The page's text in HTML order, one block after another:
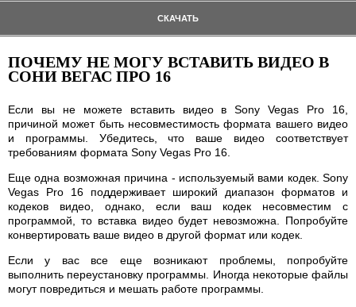
СКАЧАТЬ
ПОЧЕМУ НЕ МОГУ ВСТАВИТЬ ВИДЕО В
СОНИ ВЕГАС ПРО 16
Если вы не можете вставить видео в Sony Vegas Pro 16,
причиной может быть несовместимость формата вашего видео
и программы. Убедитесь, что ваше видео соответствует
требованиям формата Sony Vegas Pro 16.
Еще одна возможная причина - используемый вами кодек. Sony
Vegas Pro 16 поддерживает широкий диапазон форматов и
кодеков видео, однако, если ваш кодек несовместим с
программой, то вставка видео будет невозможна. Попробуйте
конвертировать ваше видео в другой формат или кодек.
Если у вас все еще возникают проблемы, попробуйте
выполнить переустановку программы. Иногда некоторые файлы
могут повредиться и мешать работе программы.